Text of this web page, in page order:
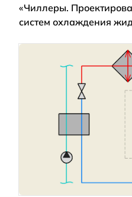
«Чиллеры.
систем охлаждения